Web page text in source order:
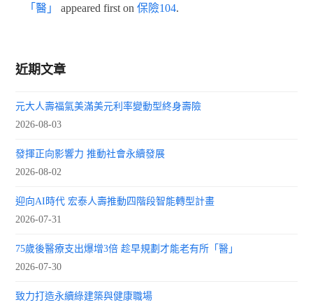
「醫」 appeared first on 保險104.
近期文章
元大人壽福氣美滿美元利率變動型終身壽險
2026-08-03
發揮正向影響力 推動社會永續發展
2026-08-02
迎向AI時代 宏泰人壽推動四階段智能轉型計畫
2026-07-31
75歲後醫療支出爆增3倍 趁早規劃才能老有所「醫」
2026-07-30
致力打造永續綠建築與健康職場